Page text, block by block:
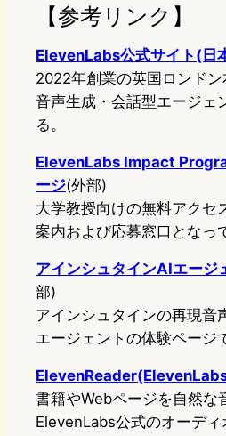
【参考リンク】
ElevenLabs公式サイト(日
2022年創業の英国ロンドン
音声生成・会話型エージェ
る。
ElevenLabs Impact
ージ(外部)
大学教授向けの無料アクセ
案内および応募窓口となっ
アインシュタインAIエージ
部)
アインシュタインの再現音
エージェントの体験ページ
書籍やWebページを自然な
ElevenLabs公式のオーディ